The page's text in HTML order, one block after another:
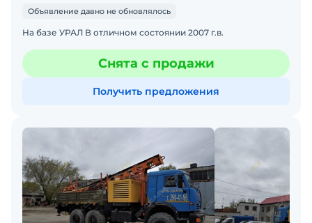
Объявление давно не обновлялось
На базе УРАЛ В отличном состоянии 2007 г.в.
Снята с продажи
Получить предложения